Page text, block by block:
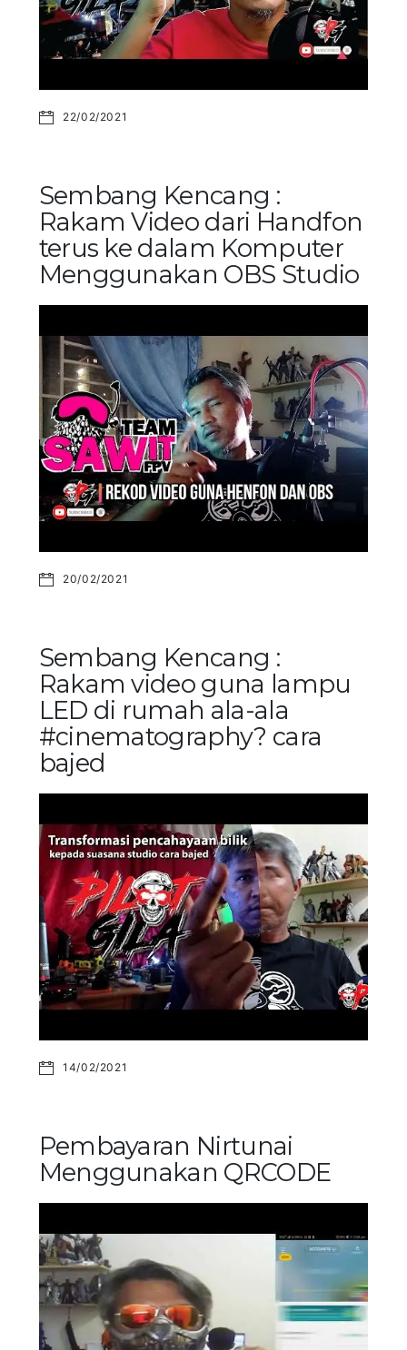
22/02/2021
Sembang Kencang :
Rakam Video dari Handfon
terus ke dalam Komputer
Menggunakan OBS Studio
20/02/2021
Sembang Kencang :
Rakam video guna lampu
LED di rumah ala-ala
#cinematography? cara
bajed
14/02/2021
Pembayaran Nirtunai
Menggunakan QRCODE